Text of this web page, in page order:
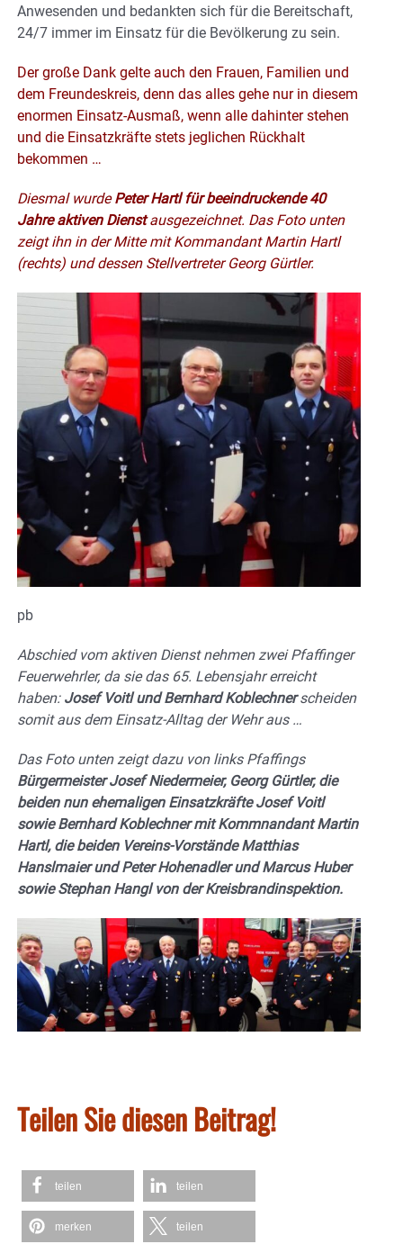
Anwesenden und bedankten sich für die Bereitschaft,
24/7 immer im Einsatz für die Bevölkerung zu sein.
Der große Dank gelte auch den Frauen, Familien und
dem Freundeskreis, denn das alles gehe nur in diesem
enormen Einsatz-Ausmaß, wenn alle dahinter stehen
und die Einsatzkräfte stets jeglichen Rückhalt
bekommen …
Diesmal wurdePeter Hartl für beeindruckende 40
Jahre aktiven Dienstausgezeichnet. Das Foto unten
zeigt ihn in der Mitte mit Kommandant Martin Hartl
(rechts) und dessen Stellvertreter Georg Gürtler.
pb
Abschied vom aktiven Dienst nehmen zwei Pfaffinger
Feuerwehrler, da sie das 65. Lebensjahr erreicht
haben: Josef Voitl und Bernhard Koblechnerscheiden
somit aus dem Einsatz-Alltag der Wehr aus …
Das Foto unten zeigt dazu von links Pfaffings
Bürgermeister Josef Niedermeier, Georg Gürtler, die
beiden nun ehemaligen Einsatzkräfte Josef Voitl
sowie Bernhard Koblechner mit Kommnandant Martin
Hartl, die beiden Vereins-Vorstände Matthias
Hanslmaier und Peter Hohenadler und Marcus Huber
sowie Stephan Hangl von der Kreisbrandinspektion.
Teilen Sie diesen Beitrag!
teilen teilen
merken teilen